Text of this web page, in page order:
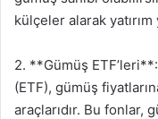
külçeler alarak
2. **Gümüş ETF’leri**:
(ETF), gümüş
araçlarıdır. Bu fonlar,